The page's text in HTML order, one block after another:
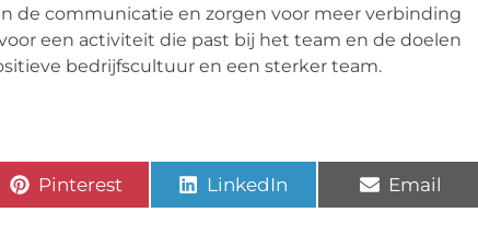
de communicatie en zorgen voor meer verbinding
een activiteit die past bij het team en de doelen
bedrijfscultuur en een sterker team.
Pinterest LinkedIn Email